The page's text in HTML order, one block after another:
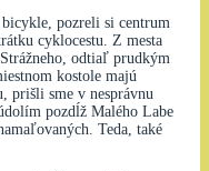
bicykle, pozreli si centrum
cyklocestu. Z mesta
odtiaľ prudkým
kostole majú
prišli sme v nesprávnu
pozdĺž Malého Labe
Teda, také